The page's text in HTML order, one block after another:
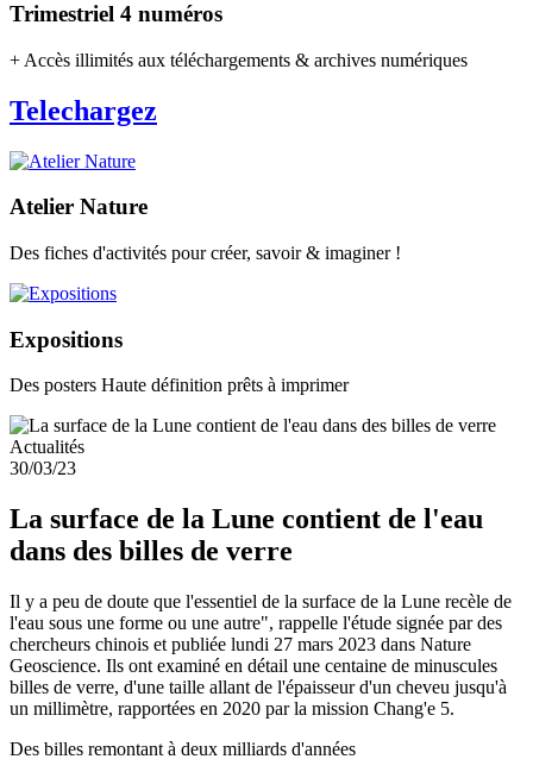
Trimestriel 4 numéros
+ Accès illimités aux téléchargements & archives numériques
Telechargez
Atelier Nature
Des fiches d'activités pour créer, savoir & imaginer !
Expositions
Des posters Haute définition prêts à imprimer
Actualités
30/03/23
La surface de la Lune contient de l'eau
dans des billes de verre
Il y a peu de doute que l'essentiel de la surface de la Lune recèle de
l'eau sous une forme ou une autre", rappelle l'étude signée par des
chercheurs chinois et publiée lundi 27 mars 2023 dans Nature
Geoscience. Ils ont examiné en détail une centaine de minuscules
billes de verre, d'une taille allant de l'épaisseur d'un cheveu jusqu'à
un millimètre, rapportées en 2020 par la mission Chang'e 5.
Des billes remontant à deux milliards d'années